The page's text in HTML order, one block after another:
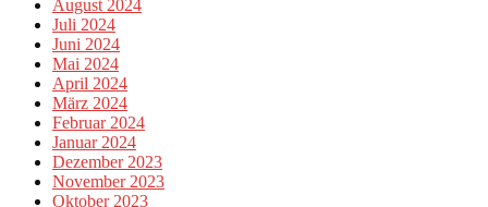
August 2024
Juli 2024
Juni 2024
Mai 2024
April 2024
März 2024
Februar 2024
Januar 2024
Dezember 2023
November 2023
Oktober 2023